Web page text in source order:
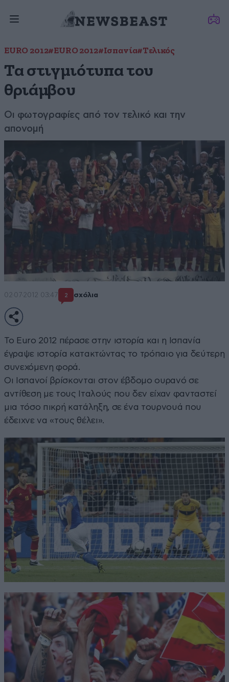
EURO 2012#EURO 2012#Ισπανία#Τελικός
Τα στιγμιότυπα του
θριάμβου
Οι φωτογραφίες από τον τελικό και την
απονομή
02·07·2012 03:47 2 σχόλια
To Euro 2012 πέρασε στην ιστορία και η Ισπανία
έγραψε ιστορία κατακτώντας το τρόπαιο για δεύτερη
συνεχόμενη φορά.
Οι Ισπανοί βρίσκονται στον έβδομο ουρανό σε
αντίθεση με τους Ιταλούς που δεν είχαν φανταστεί
μια τόσο πικρή κατάληξη, σε ένα τουρνουά που
έδειχνε να «τους θέλει».